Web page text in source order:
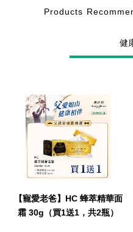
Products
健
【寵愛老爸】HC 蜂萃精華面
霜 30g（買1送1，共2瓶）